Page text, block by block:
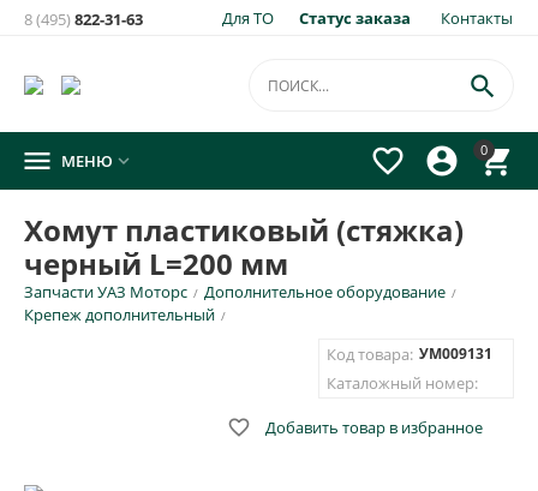
Для ТО Статус заказа Контакты
8 (495)822-31-63
0




 МЕНЮ 
Хомут пластиковый (стяжка)
черный L=200 мм
Запчасти УАЗ Моторс / Дополнительное оборудование /
Крепеж дополнительный /
Код товара: УМ009131
Каталожный номер:
 Добавить товар в избранное